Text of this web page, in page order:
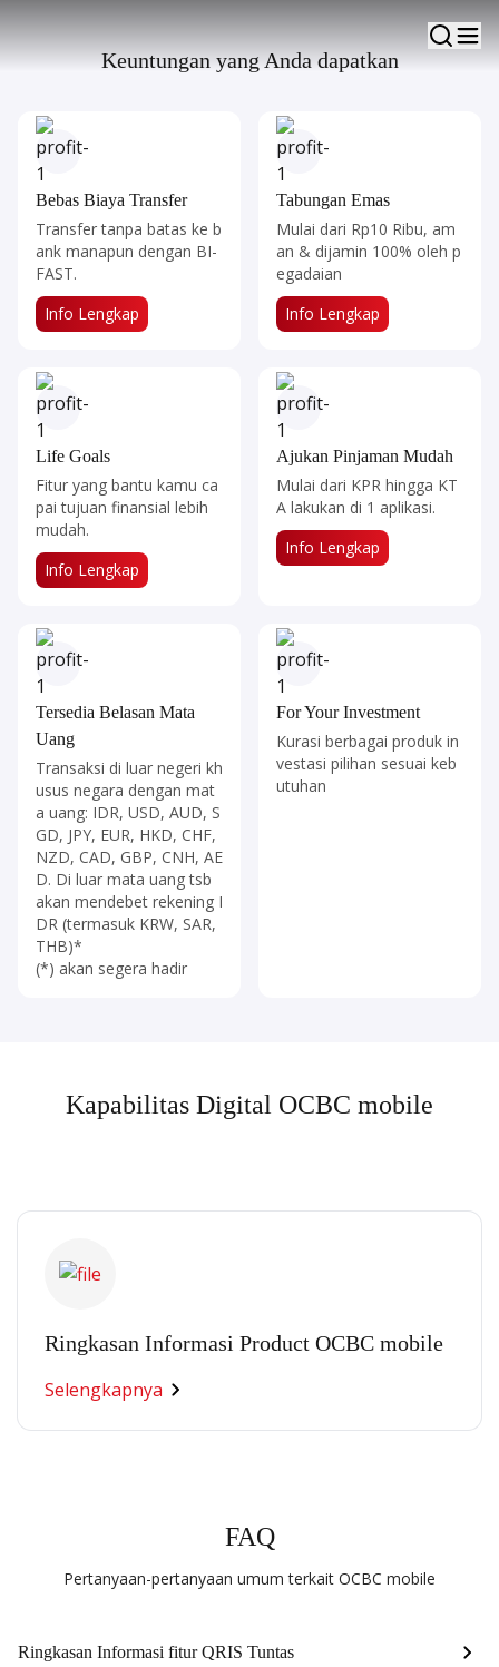
Transaksi, Investasi Sampai Ajukan Pinjaman
Ajukan Sekarang
Keuntungan yang Anda dapatkan
Bebas Biaya Transfer
Transfer tanpa batas ke b
ank manapun dengan BI-
FAST.
Info Lengkap​​​​​
Tabungan Emas
Mulai dari Rp10 Ribu, am
an & dijamin 100% oleh p
egadaian
Info Lengkap​​​​​
Life Goals
Fitur yang bantu kamu ca
pai tujuan finansial lebih
mudah.
Info Lengkap​​​​​​​
Ajukan Pinjaman Mudah
Mulai dari KPR hingga KT
A lakukan di 1 aplikasi.
Info Lengkap​​​​​​​​
Tersedia Belasan Mata
Uang
Transaksi di luar negeri kh
usus negara dengan mat
a uang: IDR, USD, AUD, S
GD, JPY, EUR, HKD, CHF,
NZD, CAD, GBP, CNH, AE
D. Di luar mata uang tsb
akan mendebet rekening I
DR (termasuk KRW, SAR,
THB)*
(*) akan segera hadir
For Your Investment
Kurasi berbagai produk in
vestasi pilihan sesuai keb
utuhan
Kapabilitas Digital OCBC mobile
Ringkasan Informasi Product OCBC mobile
Selengkapnya
FAQ
Pertanyaan-pertanyaan umum terkait OCBC mobile
Ringkasan Informasi fitur QRIS Tuntas